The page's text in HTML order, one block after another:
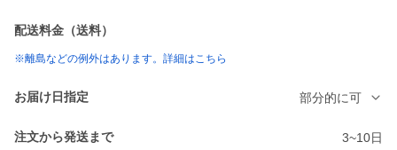
配送料金（送料）
※離島などの例外はあります。詳細はこちら
お届け日指定 部分的に可
注文から発送まで 3~10日